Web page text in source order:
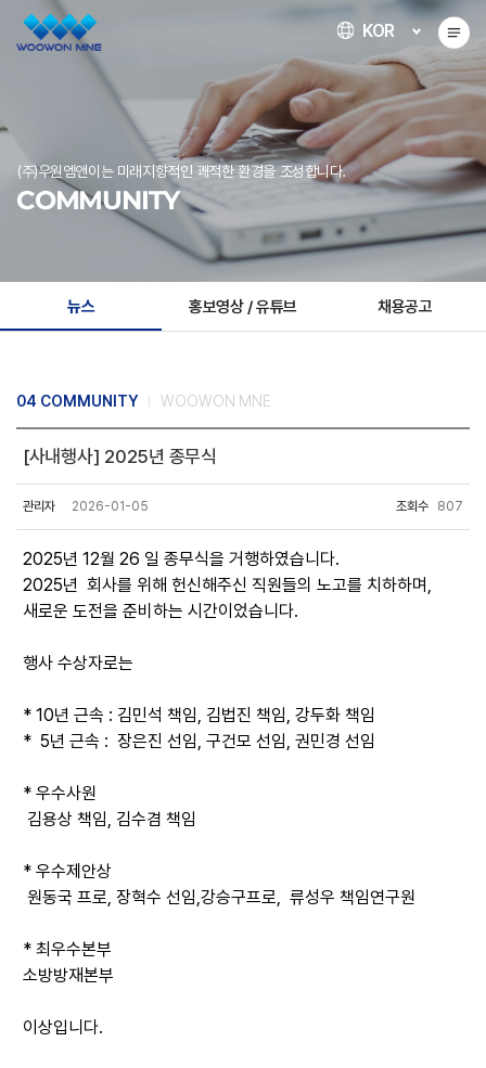
KOR
(주)우원엠앤이는 미래지향적인 쾌적한 환경을 조성합니다.
COMMUNITY
뉴스 홍보영상 / 유튜브 채용공고
04 COMMUNITY WOOWON MNE
[사내행사] 2025년 종무식
관리자 2026-01-05 조회수 807
2025년 12월 26 일 종무식을 거행하였습니다.
2025년 회사를 위해 헌신해주신 직원들의 노고를 치하하며,
새로운 도전을 준비하는 시간이었습니다.
행사 수상자로는
* 10년 근속 : 김민석 책임, 김법진 책임, 강두화 책임
* 5년 근속 : 장은진 선임, 구건모 선임, 권민경 선임
* 우수사원
김용상 책임, 김수겸 책임
* 우수제안상
원동국 프로, 장혁수 선임,강승구프로, 류성우 책임연구원
* 최우수본부
소방방재본부
이상입니다.